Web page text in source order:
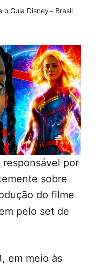
Guia Disney+ Brasil
responsável por
sobre
do filme
pelo set de
em meio às